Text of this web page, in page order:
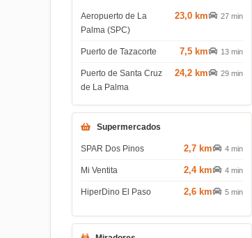
Aeropuerto de La
Palma (SPC)
23,0 km 27 min
Puerto de Tazacorte 7,5 km 13 min
Puerto de Santa Cruz
de La Palma
24,2 km 29 min
Supermercados
SPAR Dos Pinos 2,7 km 4 min
Mi Ventita 2,4 km 4 min
HiperDino El Paso 2,6 km 5 min